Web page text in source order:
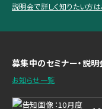
説明会で詳しく知りたい方は
募集中のセミナー・説明
お知らせ一覧